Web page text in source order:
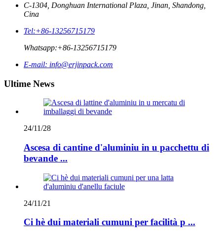
C-1304, Donghuan International Plaza, Jinan, Shandong,
Cina
Tel:+86-13256715179
Whatsapp:+86-13256715179
E-mail: info@erjinpack.com
Ultime News
24/11/28
Ascesa di cantine d'aluminiu in u pacchettu di
bevande ...
24/11/21
Ci hè dui materiali cumuni per facilità p ...